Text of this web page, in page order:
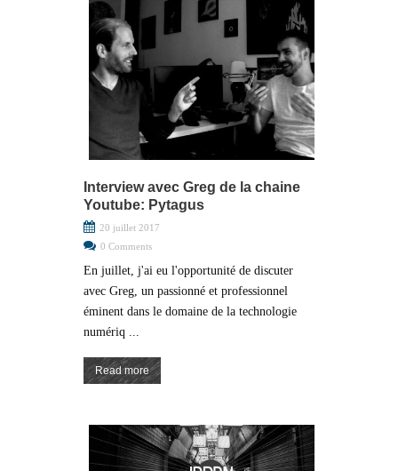
Interview avec Greg de la chaine
Youtube: Pytagus
20 juillet 2017
0 Comments
En juillet, j'ai eu l'opportunité de discuter
avec Greg, un passionné et professionnel
éminent dans le domaine de la technologie
numériq ...
Read more